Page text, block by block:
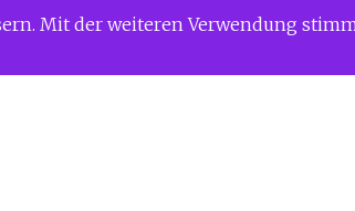
Mit der weiteren Verwendung